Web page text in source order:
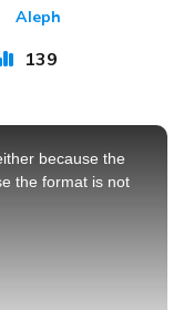
Aleph
139
because the
the format is not